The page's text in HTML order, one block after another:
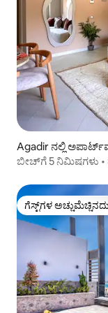
Agadir ನಲ್ಲಿ
ಬೀಚ್‌ಗೆ 5 ನಿಮಿಷಗಳು
ಗೆಸ್ಟ್‌ಗಳ
ಗೆಸ್ಟ್‌ಗಳ ಅಚ್ಚುಮೆಚ್ಚಿನದು